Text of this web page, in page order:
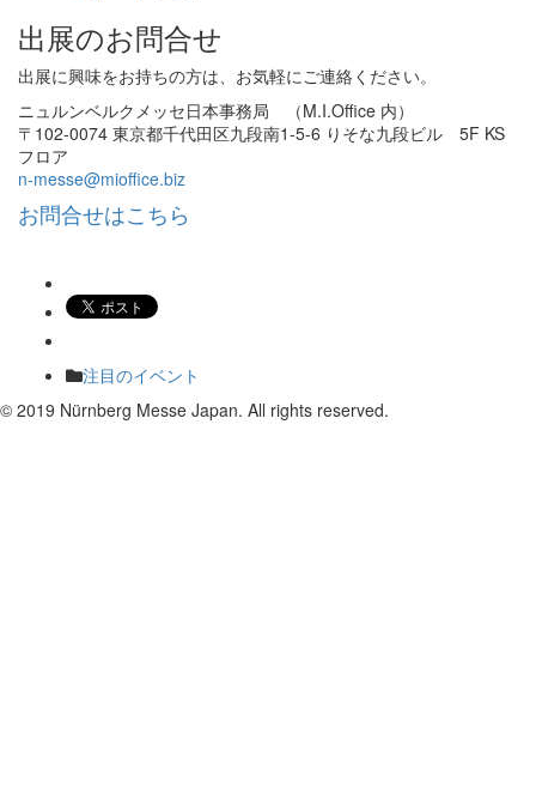
出展のお問合せ
出展に興味をお持ちの方は、お気軽にご連絡ください。
ニュルンベルクメッセ日本事務局 （M.I.Office 内）
〒102-0074 東京都千代田区九段南1-5-6 りそな九段ビル 5F KS
フロア
n-messe@mioffice.biz
お問合せはこちら
注目のイベント
© 2019 Nürnberg Messe Japan. All rights reserved.